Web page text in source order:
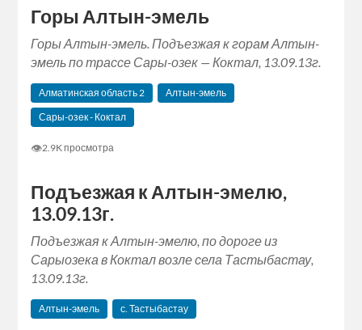
Горы Алтын-эмель
Горы Алтын-эмель. Подъезжая к горам Алтын-
эмель по трассе Сары-озек — Коктал, 13.09.13г.
Алматинская область 2
Алтын-эмель
Сары-озек - Коктал
👁2.9K просмотра
Подъезжая к Алтын-эмелю,
13.09.13г.
Подъезжая к Алтын-эмелю, по дороге из
Сарыозека в Коктал возле села Тастыбастау,
13.09.13г.
Алтын-эмель с. Тастыбастау